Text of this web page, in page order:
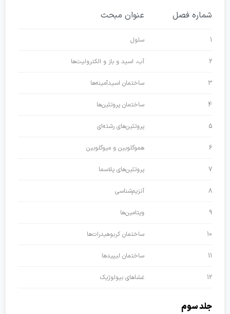
شماره فصل عنوان مبحث
سلول
آب، اسید و باز و الکترولیت‌ها
ساختمان اسیدآمینه‌ها
ساختمان پروتئین‌ها
پروتئین‌های رشته‌ای
هموگلوبین و میوگلوبین
پروتئین‌های پلاسما
آنزیم‌شناسی
ویتامین‌ها
ساختمان کربوهیدرات‌ها
ساختمان لیپیدها
غشاهای بیولوژیک
جلد سوم